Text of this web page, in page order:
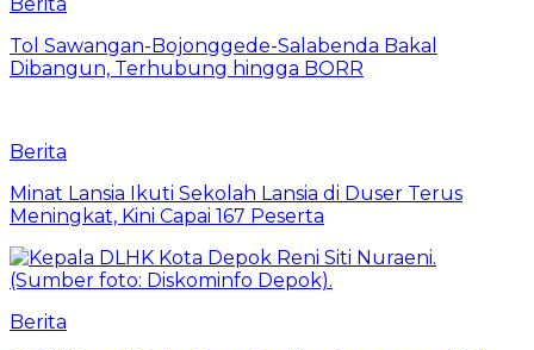
Tol Sawangan-Bojonggede-Salabenda Bakal
Dibangun, Terhubung hingga BORR
Berita
Minat Lansia Ikuti Sekolah Lansia di Duser Terus
Meningkat, Kini Capai 167 Peserta
Berita